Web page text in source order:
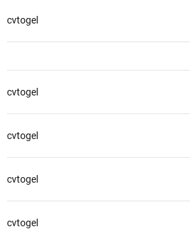
cvtogel
cvtogel
cvtogel
cvtogel
cvtogel